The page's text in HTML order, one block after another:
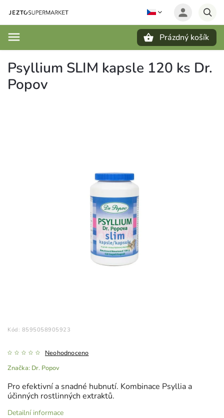
Prázdný košík
Psyllium SLIM kapsle 120 ks Dr.
Popov
Kód: 8595058905923
Neohodnoceno
Značka: Dr. Popov
Pro efektivní a snadné hubnutí. Kombinace Psyllia a
účinných rostlinných extraktů.
Detailní informace